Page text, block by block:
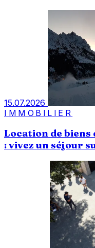
15.07.2026
IMMOBILIER
Location de biens
: vivez un séjour